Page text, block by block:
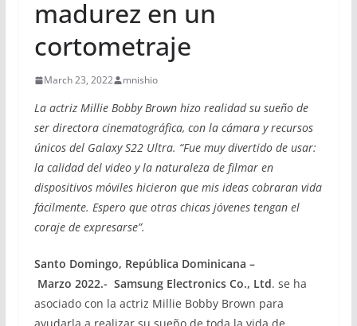
madurez en un
cortometraje
March 23, 2022 mnishio
La actriz Millie Bobby Brown hizo realidad su sueño de
ser directora cinematográfica, con la cámara y recursos
únicos del Galaxy S22 Ultra. “Fue muy divertido de usar:
la calidad del video y la naturaleza de filmar en
dispositivos móviles hicieron que mis ideas cobraran vida
fácilmente. Espero que otras chicas jóvenes tengan el
coraje de expresarse”.
Santo Domingo, República Dominicana –
Marzo 2022.- Samsung Electronics Co., Ltd. se ha
asociado con la actriz Millie Bobby Brown para